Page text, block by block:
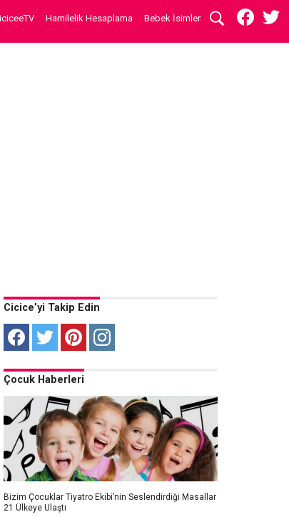
Hamilelik Hesaplama Bebek İsimleri
Cicice’yi Takip Edin
Çocuk Haberleri
Bizim Çocuklar Tiyatro Ekibi’nin Seslendirdiği Masallar
21 Ülkeye Ulaştı